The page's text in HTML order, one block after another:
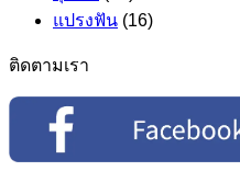
แปรงฟัน (16)
ติดตามเรา